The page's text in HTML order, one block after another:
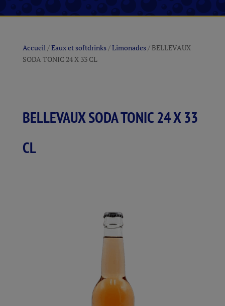
Accueil/Eaux et softdrinks/Limonades/ BELLEVAUX
SODA TONIC 24 X 33 CL
BELLEVAUX SODA TONIC 24 X 33
CL